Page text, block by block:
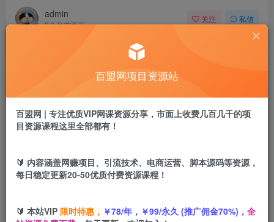
admin
9个月前更新
关注 私信
抖音引流变现不用愁：1000个信息差玩法深度教程
盟币 9.9
立即购买
百盟网项目资源站
百盟网 | 专注优质VIP网课资源分享，市面上收费几百几千的项
目资源课程这里全部都有！
🔰 内容涵盖网赚项目、引流技术、电商运营、脚本源码等资源，
每日稳定更新20-50优质付费资源课程！
🔰 本站VIP 限时特惠， ￥78/年，￥99/永久 (推广佣金70%)， 全